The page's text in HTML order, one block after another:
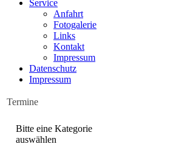
Service
Anfahrt
Fotogalerie
Links
Kontakt
Impressum
Datenschutz
Impressum
Termine
Bitte eine Kategorie
auswählen